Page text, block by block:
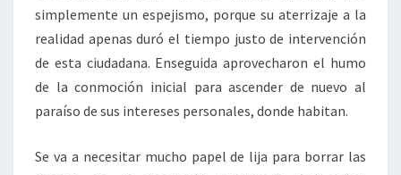
simplemente un espejismo, porque su aterrizaje a la
realidad apenas duró el tiempo justo de intervención
de esta ciudadana. Enseguida aprovecharon el humo
de la conmoción inicial para ascender de nuevo al
paraíso de sus intereses personales, donde habitan.
Se va a necesitar mucho papel de lija para borrar las